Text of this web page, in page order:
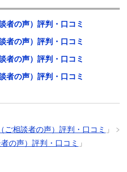
者の声）評判・口コミ
者の声）評判・口コミ
者の声）評判・口コミ
者の声）評判・口コミ
ご相談者の声）評判・口コミ
」
の声）評判・口コミ 」